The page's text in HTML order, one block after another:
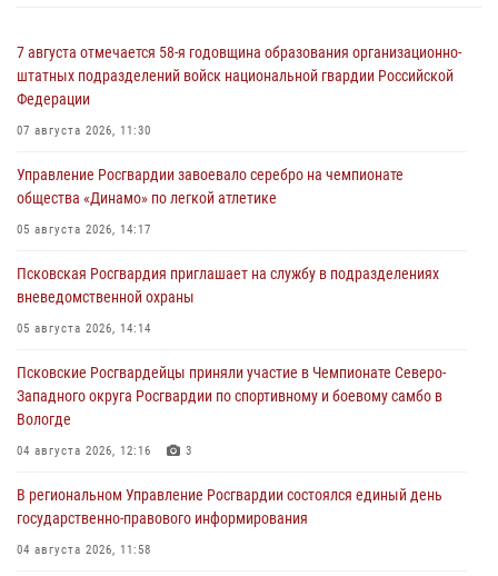
7 августа отмечается 58-я годовщина образования организационно-
штатных подразделений войск национальной гвардии Российской
Федерации
07 августа 2026, 11:30
Управление Росгвардии завоевало серебро на чемпионате
общества «Динамо» по легкой атлетике
05 августа 2026, 14:17
Псковская Росгвардия приглашает на службу в подразделениях
вневедомственной охраны
05 августа 2026, 14:14
Псковские Росгвардейцы приняли участие в Чемпионате Северо-
Западного округа Росгвардии по спортивному и боевому самбо в
Вологде
04 августа 2026, 12:16 3
В региональном Управление Росгвардии состоялся единый день
государственно-правового информирования
04 августа 2026, 11:58